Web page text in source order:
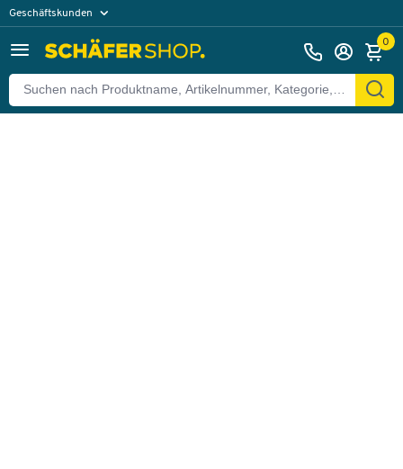
Geschäftskunden
0
Zurück